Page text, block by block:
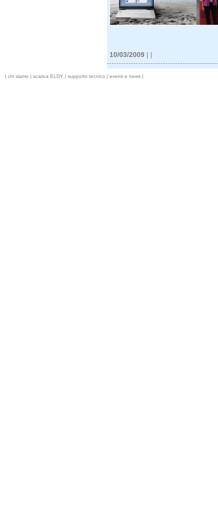
10/03/2009
| chi siamo | scarica ELDY | supporto tecnico | eventi e news |